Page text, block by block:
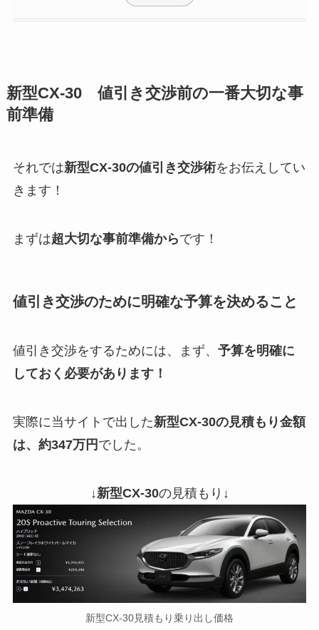
新型CX-30値引き交渉前の一番大切な事
前準備
それでは新型CX-30の値引き交渉術をお伝えしてい
きます！
まずは超大切な事前準備からです！
値引き交渉のために明確な予算を決めること
値引き交渉をするためには、まず、 予算を明確に
しておく必要があります！
実際に当サイトで出した新型CX-30の見積もり金額
は、約347万円 でした。
↓新型CX-30の見積もり↓
新型CX-30見積もり乗り出し価格